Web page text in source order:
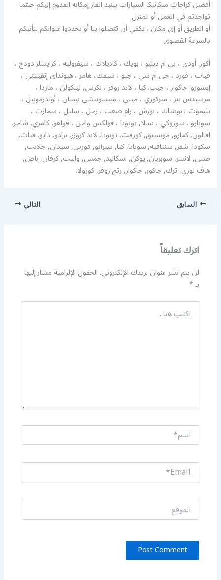
أفضل كراجات ميكانيكا السيارات ببنيد القار إمكانه القدوم إليكم حيثما
تواجدتم في العمل أو المنزل
أو الطريق أو إي مكان ، يكفي أن تتصلوا بنا أو تحددوا عنوانكم لنأتيكم
بالسرعة القصوى
أكور. أودي ، بي ام دبليو ، بويك ، كاديلاك ، شيفروليه ، كرايسلر دودج ،
فيات ، فورد ، جي ام سي ، جيو ، سيفك، هامر ، هيونداي إنفينيتي ،
إيسوزو. جاكوار ، جيب. كيا ، لاند روفر ، لكزس, لينكولن ، مازدا ،
مرسيدس بنز ، ميركوري ، ميني ، ميتسوبيشي نيسان ، أولدزموبيل ،
بليموث ، بونتياك ، بورش ، رام صعب ، زحل ، سليل ، سمارت ،
سوبارو ، سوزوكي ، تسلا, تويوتا ، فولكس واجن ، فولفو, كامري, شاجر,
افالون, كمارو, موستنق, كورفت, تويوتا, لاند كروزر, برادو, دايو, فيات,
سكودا, شفر, سنتافيه, سوناتا, كيا, سيراتو, فورتي, سيدان, جلانت,
صني, لانسر, سوبربان, يوكن, اسكاليد, جمس, وانيت, كرفان, باص,
هاف لوري, ترك, جاكور, جاكوار, رتج روفر, كورولا.
السابق التالي
اترك تعليقاً
لن يتم نشر عنوان بريدك الإلكتروني.الحقول الإلزامية مشار إليها
بـ*
اكتب
هنا...
اسم*
Email*
الموقع